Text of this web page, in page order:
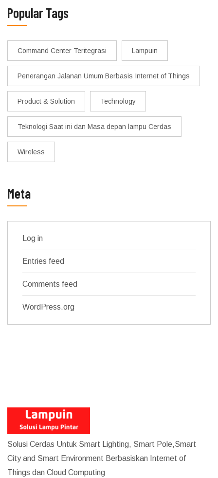
Popular Tags
Command Center Teritegrasi Lampuin
Penerangan Jalanan Umum Berbasis Internet of Things
Product & Solution Technology
Teknologi Saat ini dan Masa depan lampu Cerdas
Wireless
Meta
Log in
Entries feed
Comments feed
WordPress.org
Solusi Cerdas Untuk Smart Lighting, Smart Pole,Smart
City and Smart Environment Berbasiskan Internet of
Things dan Cloud Computing